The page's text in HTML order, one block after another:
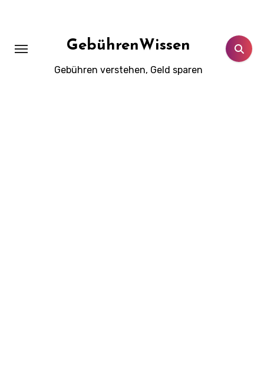
GebührenWissen
Gebühren verstehen, Geld sparen